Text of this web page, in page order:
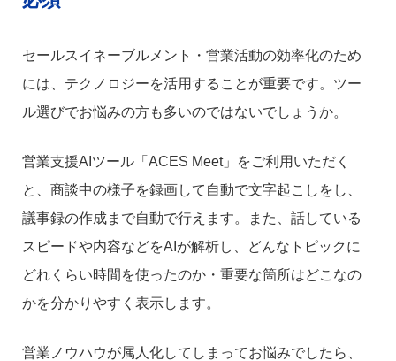
セールスイネーブルメント・営業活動の効率化のため
には、テクノロジーを活用することが重要です。ツー
ル選びでお悩みの方も多いのではないでしょうか。
営業支援AIツール「ACES Meet」をご利用いただく
と、商談中の様子を録画して自動で文字起こしをし、
議事録の作成まで自動で行えます。また、話している
スピードや内容などをAIが解析し、どんなトピックに
どれくらい時間を使ったのか・重要な箇所はどこなの
かを分かりやすく表示します。
営業ノウハウが属人化してしまってお悩みでしたら、